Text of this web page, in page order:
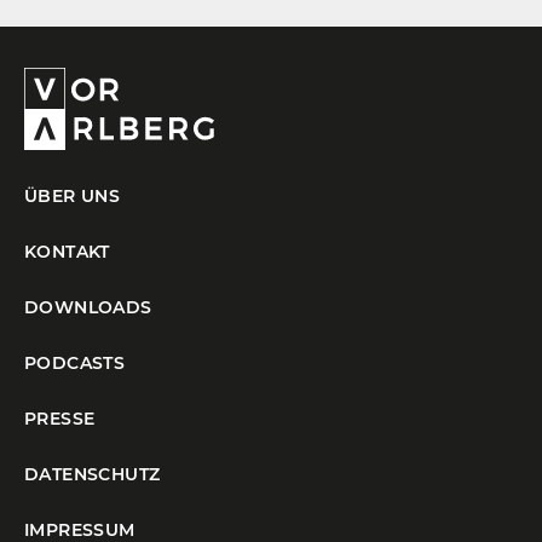
ÜBER UNS
KONTAKT
DOWNLOADS
PODCASTS
PRESSE
DATENSCHUTZ
IMPRESSUM